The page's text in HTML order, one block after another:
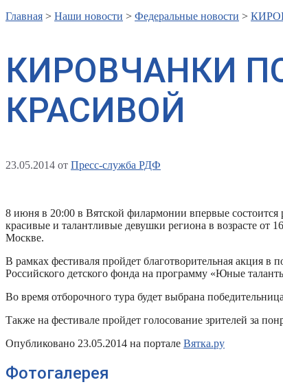
Главная > Наши новости > Федеральные новости >
КИРОВЧАНКИ
КРАСИВОЙ
23.05.2014 от Пресс-служба РДФ
8 июня в 20:00 в Вятской филармонии впервые
красивые и талантливые девушки региона в возрасте от
Москве.
В рамках фестиваля пройдет благотворительная акция в
Российского детского фонда на программу «Юные
Во время отборочного тура будет выбрана
Также на фестивале пройдет голосование зрителей за
Опубликовано 23.05.2014 на портале Вятка.ру
Фотогалерея